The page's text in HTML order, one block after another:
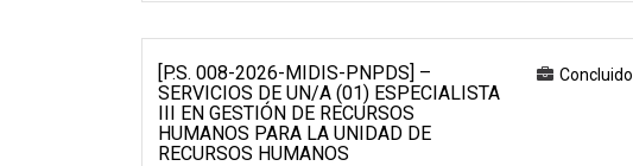
[P.S. 008-2026-MIDIS-PNPDS] –
SERVICIOS DE UN/A (01) ESPECIALISTA
III EN GESTIÓN DE RECURSOS
HUMANOS PARA LA UNIDAD DE
RECURSOS HUMANOS
Concluido